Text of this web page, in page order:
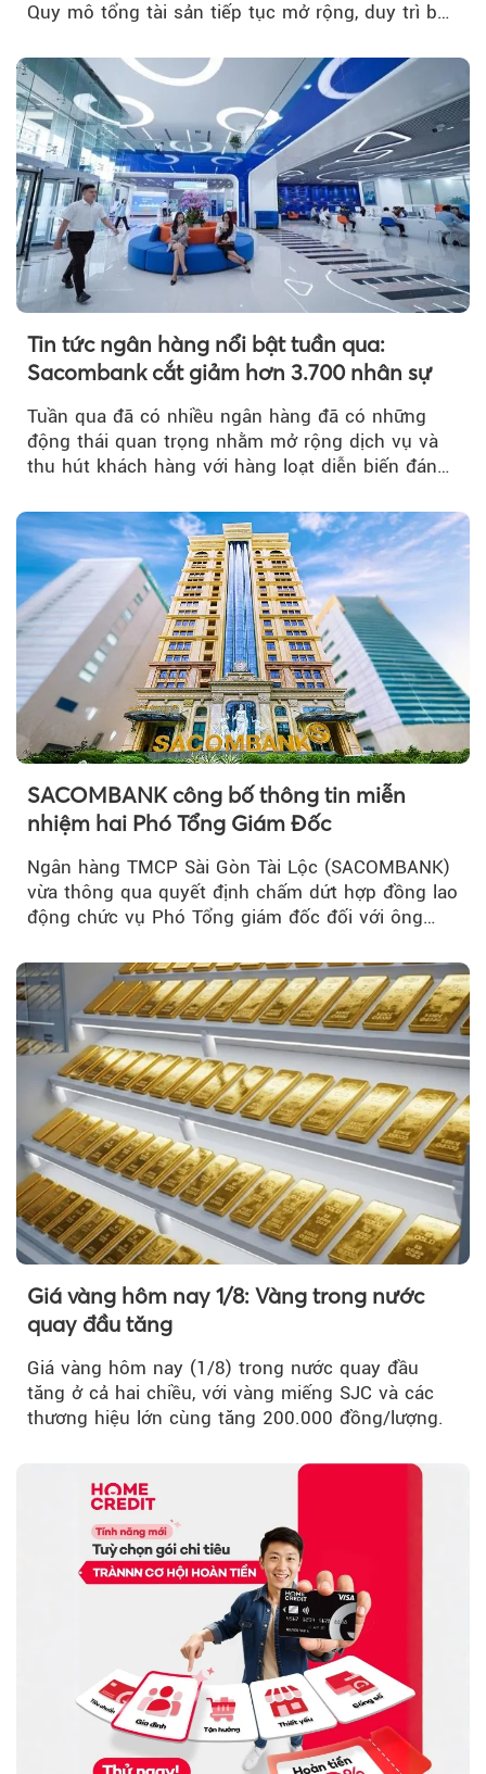
Quy mô tổng tài sản tiếp tục mở rộng, duy trì bộ
Tin tức ngân hàng nổi bật tuần qua:
Sacombank cắt giảm hơn 3.700 nhân sự
Tuần qua đã có nhiều ngân hàng đã có những
động thái quan trọng nhằm mở rộng dịch vụ và
thu hút khách hàng với hàng loạt diễn biến đáng
SACOMBANK công bố thông tin miễn
nhiệm hai Phó Tổng Giám Đốc
Ngân hàng TMCP Sài Gòn Tài Lộc (SACOMBANK)
vừa thông qua quyết định chấm dứt hợp đồng lao
động chức vụ Phó Tổng giám đốc đối với ông
Giá vàng hôm nay 1/8: Vàng trong nước
quay đầu tăng
Giá vàng hôm nay (1/8) trong nước quay đầu
tăng ở cả hai chiều, với vàng miếng SJC và các
thương hiệu lớn cùng tăng 200.000 đồng/lượng.